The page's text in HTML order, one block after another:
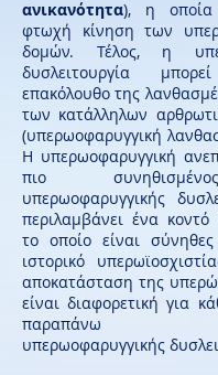
ανικανότητα), η οποία
φτωχή κίνηση των
δομών. Τέλος, η
δυσλειτουργία
επακόλουθο της
των κατάλληλων
(υπερωοφαρυγγική
Η υπερωοφαρυγγική
πιο
υπερωοφαρυγγικής
περιλαμβάνει ένα κοντό
το οποίο είναι
ιστορικό
αποκατάσταση της
είναι διαφορετική για
παραπάνω
υπερωοφαρυγγικής